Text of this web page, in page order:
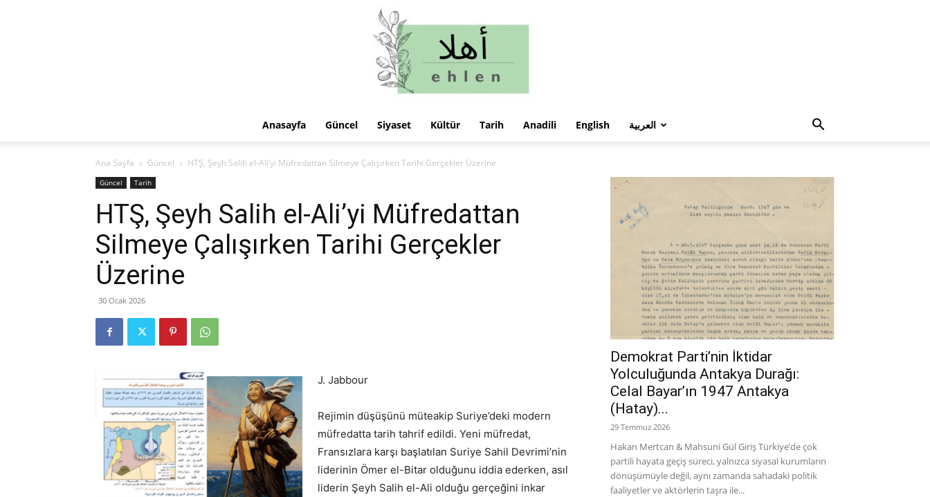
Anasayfa Güncel Siyaset Kültür Tarih Anadili English العربية
Ana Sayfa Güncel HTŞ, Şeyh Salih el-Ali’yi Müfredattan Silmeye Çalışırken Tarihi Gerçekler Üzerine
Güncel Tarih
HTŞ, Şeyh Salih el-Ali’yi Müfredattan
Silmeye Çalışırken Tarihi Gerçekler
Üzerine
30 Ocak 2026
J. Jabbour
Rejimin düşüşünü müteakip Suriye’deki modern
müfredatta tarih tahrif edildi. Yeni müfredat,
Fransızlara karşı başlatılan Suriye Sahil Devrimi’nin
liderinin Ömer el-Bitar olduğunu iddia ederken, asıl
liderin Şeyh Salih el-Ali olduğu gerçeğini inkar
Demokrat Parti’nin İktidar
Yolculuğunda Antakya Durağı:
Celal Bayar’ın 1947 Antakya
(Hatay)...
29 Temmuz 2026
Hakan Mertcan & Mahsuni Gül Giriş Türkiye’de çok
partili hayata geçiş süreci, yalnızca siyasal kurumların
dönüşümüyle değil, aynı zamanda sahadaki politik
faaliyetler ve aktörlerin taşra ile...